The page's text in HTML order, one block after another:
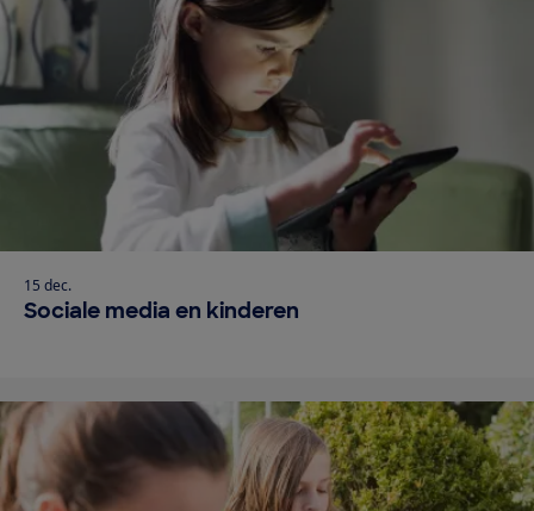
15 dec.
Sociale media en kinderen